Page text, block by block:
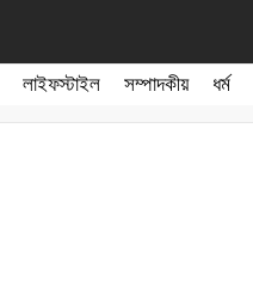
লাইফস্টাইল সম্পাদকীয় ধর্ম